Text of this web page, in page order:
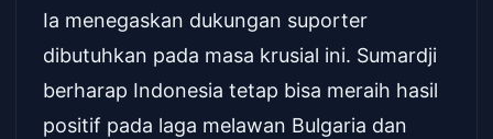
Ia menegaskan dukungan suporter
dibutuhkan pada masa krusial ini. Sumardji
berharap Indonesia tetap bisa meraih hasil
positif pada laga melawan Bulgaria dan